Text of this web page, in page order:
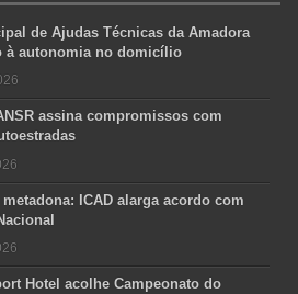
de Ajudas Técnicas da Amadora
à autonomia no domicílio
assina compromissos com
ICAD alarga acordo com
Hotel acolhe Campeonato do